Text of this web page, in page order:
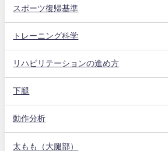
スポーツ復帰基準
トレーニング科学
リハビリテーションの進め方
下腿
動作分析
太もも（大腿部）